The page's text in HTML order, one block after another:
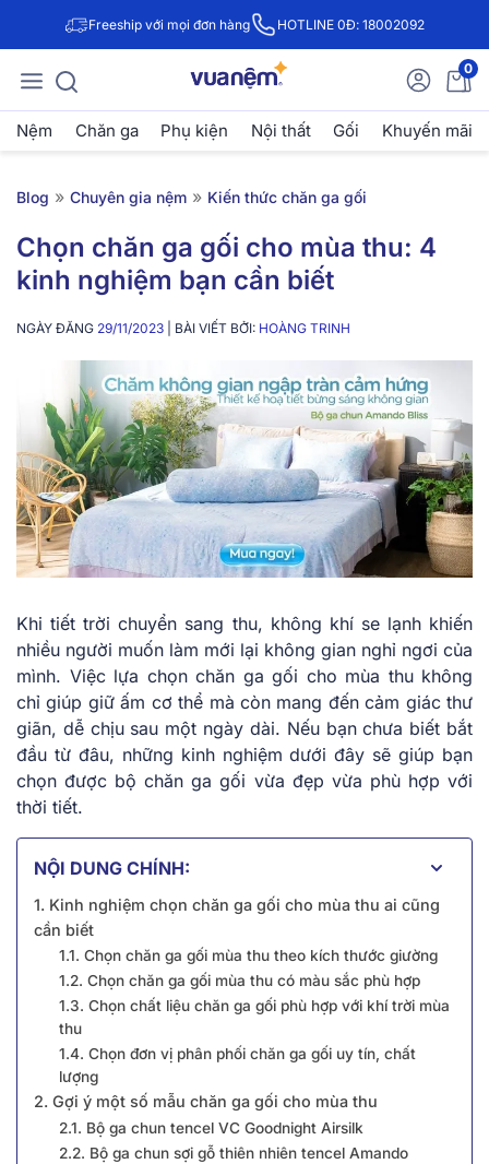
Freeship với mọi đơn hàng HOTLINE 0Đ: 18002092
0
Nệm Chăn ga Phụ kiện Nội thất Gối Khuyến mãi
Blog » Chuyên gia nệm » Kiến thức chăn ga gối
Chọn chăn ga gối cho mùa thu: 4
kinh nghiệm bạn cần biết
NGÀY ĐĂNG 29/11/2023 | BÀI VIẾT BỞI: HOÀNG TRINH
Khi tiết trời chuyển sang thu, không khí se lạnh khiến
nhiều người muốn làm mới lại không gian nghỉ ngơi của
mình. Việc lựa chọn chăn ga gối cho mùa thu không
chỉ giúp giữ ấm cơ thể mà còn mang đến cảm giác thư
giãn, dễ chịu sau một ngày dài. Nếu bạn chưa biết bắt
đầu từ đâu, những kinh nghiệm dưới đây sẽ giúp bạn
chọn được bộ chăn ga gối vừa đẹp vừa phù hợp với
thời tiết.
NỘI DUNG CHÍNH:
1. Kinh nghiệm chọn chăn ga gối cho mùa thu ai cũng
cần biết
1.1. Chọn chăn ga gối mùa thu theo kích thước giường
1.2. Chọn chăn ga gối mùa thu có màu sắc phù hợp
1.3. Chọn chất liệu chăn ga gối phù hợp với khí trời mùa
thu
1.4. Chọn đơn vị phân phối chăn ga gối uy tín, chất
lượng
2. Gợi ý một số mẫu chăn ga gối cho mùa thu
2.1. Bộ ga chun tencel VC Goodnight Airsilk
2.2. Bộ ga chun sợi gỗ thiên nhiên tencel Amando